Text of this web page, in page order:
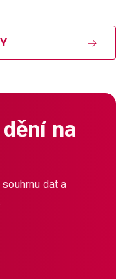
na
dat a